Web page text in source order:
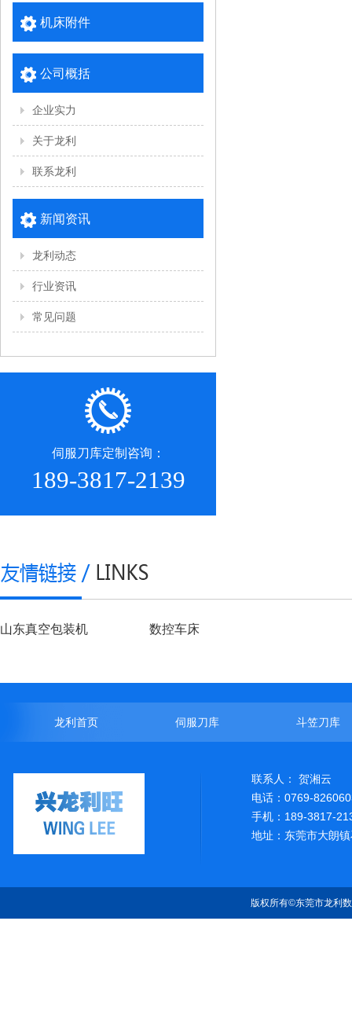
机床附件
公司概括
企业实力
关于龙利
联系龙利
新闻资讯
龙利动态
行业资讯
常见问题
伺服刀库定制咨询：
189-3817-2139
山东真空包装机 数控车床
龙利首页 伺服刀库 斗笠刀库
联系人： 贺湘云
电话：0769-
手机：189-3817-
地址：东莞市大朗
版权所有©东莞市龙利